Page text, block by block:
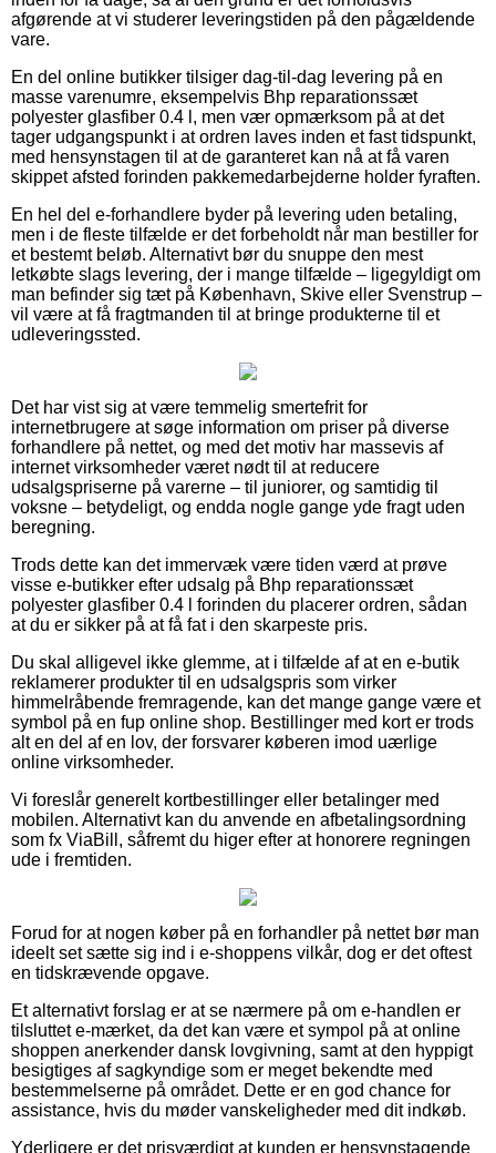
afgørende at vi studerer leveringstiden på den pågældende
vare.
En del online butikker tilsiger dag-til-dag levering på en
masse varenumre, eksempelvis Bhp reparationssæt
polyester glasfiber 0.4 l, men vær opmærksom på at det
tager udgangspunkt i at ordren laves inden et fast tidspunkt,
med hensynstagen til at de garanteret kan nå at få varen
skippet afsted forinden pakkemedarbejderne holder fyraften.
En hel del e-forhandlere byder på levering uden betaling,
men i de fleste tilfælde er det forbeholdt når man bestiller for
et bestemt beløb. Alternativt bør du snuppe den mest
letkøbte slags levering, der i mange tilfælde – ligegyldigt om
man befinder sig tæt på København, Skive eller Svenstrup –
vil være at få fragtmanden til at bringe produkterne til et
udleveringssted.
Det har vist sig at være temmelig smertefrit for
internetbrugere at søge information om priser på diverse
forhandlere på nettet, og med det motiv har massevis af
internet virksomheder været nødt til at reducere
udsalgspriserne på varerne – til juniorer, og samtidig til
voksne – betydeligt, og endda nogle gange yde fragt uden
beregning.
Trods dette kan det immervæk være tiden værd at prøve
visse e-butikker efter udsalg på Bhp reparationssæt
polyester glasfiber 0.4 l forinden du placerer ordren, sådan
at du er sikker på at få fat i den skarpeste pris.
Du skal alligevel ikke glemme, at i tilfælde af at en e-butik
reklamerer produkter til en udsalgspris som virker
himmelråbende fremragende, kan det mange gange være et
symbol på en fup online shop. Bestillinger med kort er trods
alt en del af en lov, der forsvarer køberen imod uærlige
online virksomheder.
Vi foreslår generelt kortbestillinger eller betalinger med
mobilen. Alternativt kan du anvende en afbetalingsordning
som fx ViaBill, såfremt du higer efter at honorere regningen
ude i fremtiden.
Forud for at nogen køber på en forhandler på nettet bør man
ideelt set sætte sig ind i e-shoppens vilkår, dog er det oftest
en tidskrævende opgave.
Et alternativt forslag er at se nærmere på om e-handlen er
tilsluttet e-mærket, da det kan være et sympol på at online
shoppen anerkender dansk lovgivning, samt at den hyppigt
besigtiges af sagkyndige som er meget bekendte med
bestemmelserne på området. Dette er en god chance for
assistance, hvis du møder vanskeligheder med dit indkøb.
Yderligere er det prisværdigt at kunden er hensynstagende